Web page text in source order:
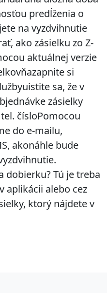
predĺženia o
na vyzdvihnutie
ako zásielku zo Z-
aktuálnej verzie
si
sa, že v
zásielky
čísloPomocou
do e-mailu,
akonáhle bude
dobierku? Tú je treba
aplikácii alebo cez
ktorý nájdete v